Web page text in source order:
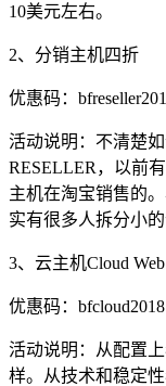
10美元左右。
2、分销主机四折
优惠码：
活动说明：不清楚
RESELLER，以前
主机在淘宝销售的
实有很多人拆分小
3、云主机Cloud
优惠码：bfcloud2018
活动说明：从配置
样。从技术和稳定